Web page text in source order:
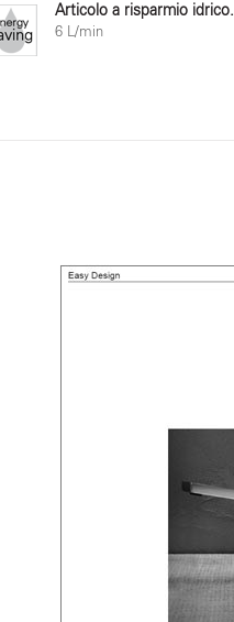
Articolo a risparmio idrico.
6 L/min